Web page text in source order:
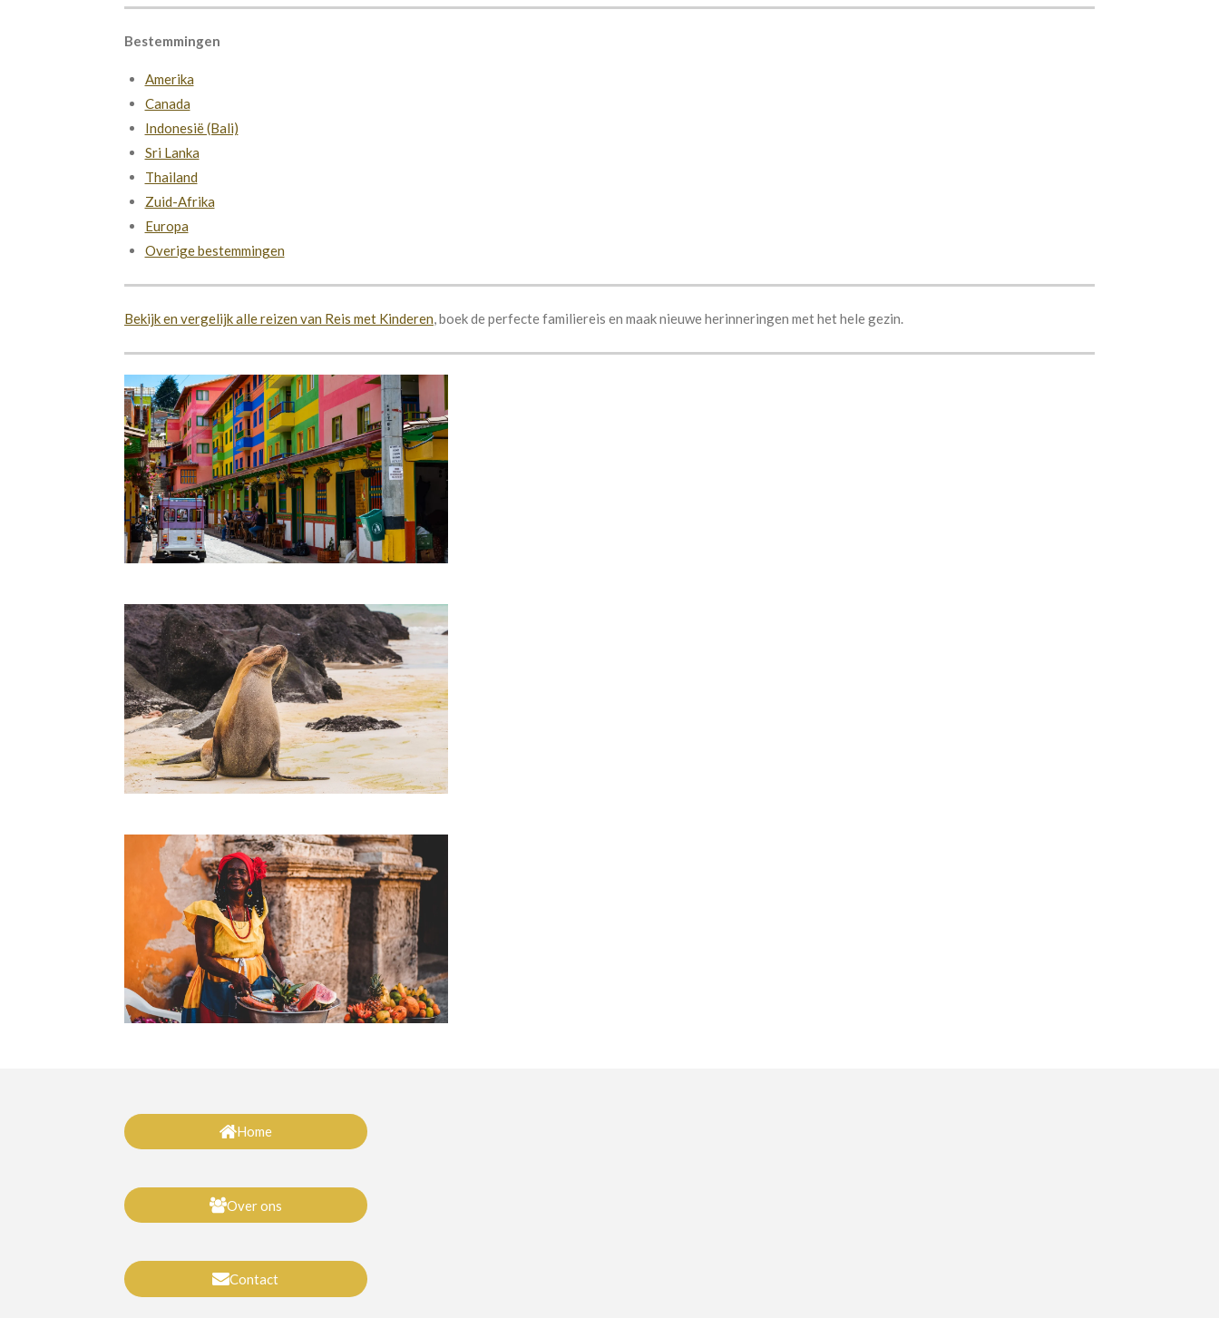
Bestemmingen
Amerika
Canada
Indonesië (Bali)
Sri Lanka
Thailand
Zuid-Afrika
Europa
Overige bestemmingen
Bekijk en vergelijk alle reizen van Reis met Kinderen,boek de perfecte familiereis en maak nieuwe herinneringen met het hele gezin.
Home
Over ons
Contact